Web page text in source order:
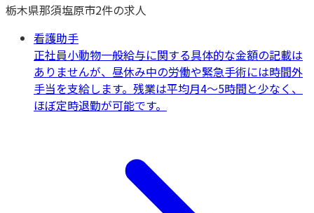
栃木県那須塩原市2件の求人
看護助手
正社員小動物一般給与に関する具体的な金額の記載は
ありませんが、昼休み中の労働や緊急手術には時間外
手当を支給します。残業は平均月4～5時間と少なく、
ほぼ定時退勤が可能です。